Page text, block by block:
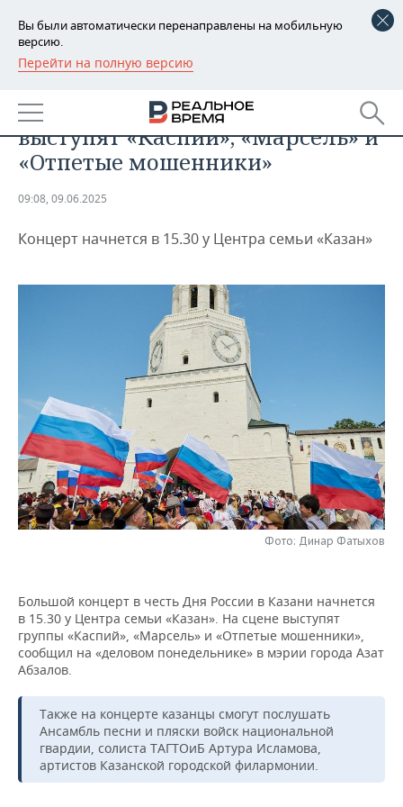
Вы были автоматически перенаправлены на мобильную
версию.
Перейти на полную версию
РЕГИОНЫ
БАШКОРТОСТАН
ТАТАРСТАН
НОВОСТИ
АНАЛИТИКА
ДЕКЛАРАЦИИ О ДОХОДАХ
КОМУ ПРИНАДЛЕЖАТ
ТОРГОВЫЕ ЦЕНТРЫ
НОВОСТИ ЭКОНОМИКИ
ИНВЕСТИЦИИ
ПРОМЫШЛЕННОСТЬ
ПРОМЫШЛЕННОСТИ
МАШИНОСТРОЕНИЕ
НЕФТЕХИМИЯ
НЕФТЬ
ОПК
ЭНЕРГЕТИКА
НОВОСТИ НЕДВИЖИМОСТИ
НОВОСТИ БИЗНЕСА
РОЗНИЧНАЯ ТОРГОВЛЯ
ТРАНСПОРТ
УСЛУГИ
ТЕХНОЛОГИИ
НОВОСТИ ТЕХНОЛОГИЙ
IT
МЕДИА
МЕРОПРИЯТИЯ
НОВОСТИ МЕРОПРИЯТИЙ
ВЫЕЗДНАЯ РЕДАКЦИЯ
ONLINE-КОНФЕРЕНЦИИ
ОТКРЫТАЯ ЛЕКЦИЯ
СПОРТ
НОВОСТИ СПОРТА
ХОККЕЙ
БАСКЕТБОЛ
КИБЕРСПОРТ
ФИГУРНОЕ КАТАНИЕ
ОБЩЕСТВО
ВЛАСТЬ
ИНФРАСТРУКТУРА
КУЛЬТУРА
МЕДИЦИНА
СЮЖЕТЫ
СПРАВОЧНИК
СПИСОК КОМПАНИЙ
На Дне России в Казани
выступят «Каспий», «Марсель» и
«Отпетые мошенники»
09:08, 09.06.2025
Концерт начнется в 15.30 у Центра семьи «Казан»
Фото: Динар Фатыхов
Большой концерт в честь Дня России в Казани начнется
в 15.30 у Центра семьи «Казан». На сцене выступят
группы «Каспий», «Марсель» и «Отпетые мошенники»,
сообщил на «деловом понедельнике» в мэрии города Азат
Абзалов.
Также на концерте казанцы смогут послушать
Ансамбль песни и пляски войск национальной
гвардии, солиста ТАГТОиБ Артура Исламова,
артистов Казанской городской филармонии.